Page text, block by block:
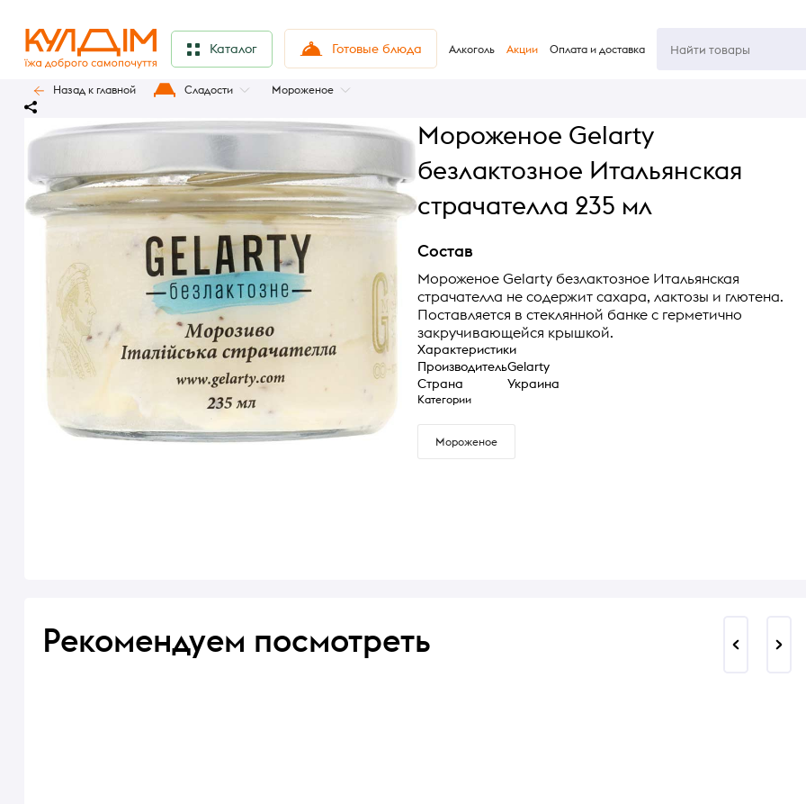
Каталог Готовые блюда Алкоголь Акции Оплата и доставка
Назад к главной Сладости Мороженое
Мороженое Gelarty
безлактозное Итальянская
страчателла 235 мл
Состав
Мороженое Gelarty безлактозное Итальянская
страчателла не содержит сахара, лактозы и глютена.
Поставляется в стеклянной банке с герметично
закручивающейся крышкой.
Характеристики
ПроизводительGelarty
Страна
Украина
Категории
Мороженое
Рекомендуем посмотреть